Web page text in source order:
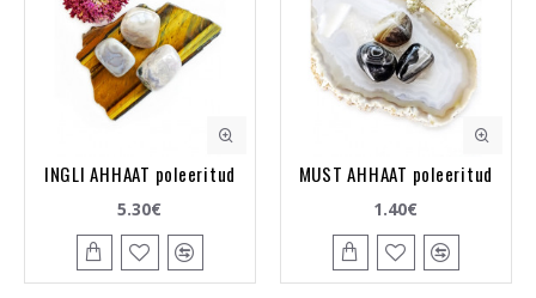
INGLI AHHAAT poleeritud
5.30€
MUST AHHAAT poleeritud
1.40€